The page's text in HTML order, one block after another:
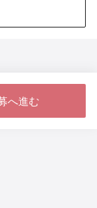
へ進む